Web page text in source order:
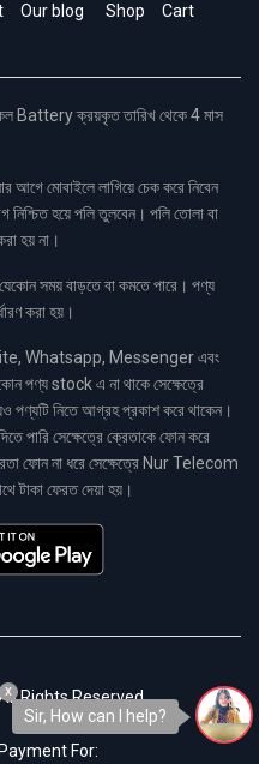
Our blog Shop Cart
Battery ক্রয়কৃত তারিখ থেকে 4 মাস
মোবাইলে লাগিয়ে চেক করে নিবেন
হয়ে পলি তুলবেন। পলি তোলা বা
হয় না।
সময় বাড়তে বা কমতে পারে। পণ্য
করা হয়।
Whatsapp, Messenger এবং
পণ্য stock এ না থাকে সেক্ষেত্রে
নিতে আগ্রহ প্রকাশ করে থাকেন।
পারি সেক্ষেত্রে ক্রেতাকে ফোন করে
ফোন না ধরে সেক্ষেত্রে Nur Telecom
টাকা ফেরত দেয়া হয়।
Rights Reserved.
For:
Sir, How can I help?
x